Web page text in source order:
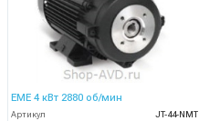
EME 4 кВт 2880 об/мин
Артикул
JT-44-NMT